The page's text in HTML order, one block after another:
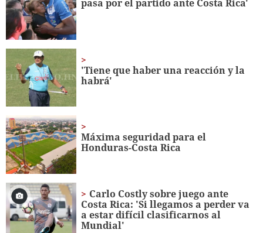
25
seconds
pasa por el partido ante Costa Rica'
'Tiene que haber una reacción y la
habrá'
Máxima seguridad para el
Honduras-Costa Rica
Carlo Costly sobre juego ante
Costa Rica: 'Si llegamos a perder va
a estar difícil clasificarnos al
Mundial'